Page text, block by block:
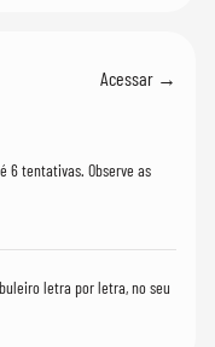
Acessar →
6 tentativas. Observe as
letra por letra, no seu